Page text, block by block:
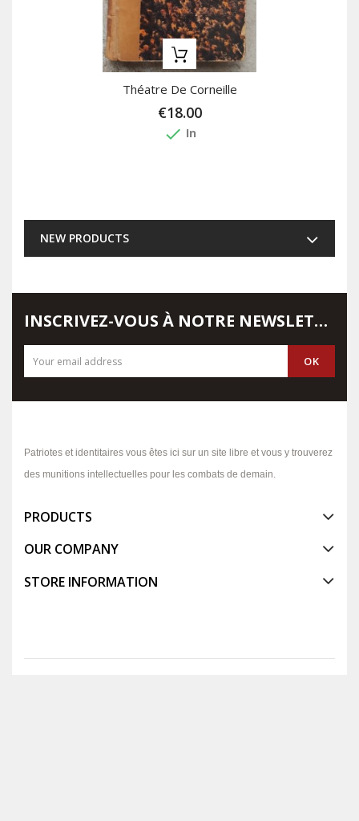
Théatre De Corneille
€18.00
done In
NEW PRODUCTS
INSCRIVEZ-VOUS À NOTRE NEWSLETTER
Patriotes et identitaires vous êtes ici sur un site libre et vous y trouverez
des munitions intellectuelles pour les combats de demain.
PRODUCTS
OUR COMPANY
STORE INFORMATION